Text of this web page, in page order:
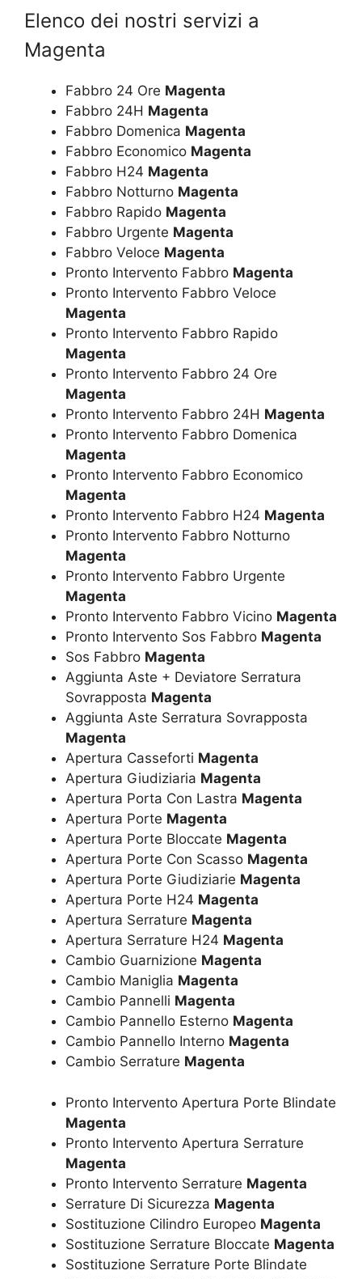
Elenco dei nostri servizi a
Magenta
Fabbro 24 Ore Magenta
Fabbro 24H Magenta
Fabbro Domenica Magenta
Fabbro Economico Magenta
Fabbro H24 Magenta
Fabbro Notturno Magenta
Fabbro Rapido Magenta
Fabbro Urgente Magenta
Fabbro Veloce Magenta
Pronto Intervento Fabbro Magenta
Pronto Intervento Fabbro Veloce
Magenta
Pronto Intervento Fabbro Rapido
Magenta
Pronto Intervento Fabbro 24 Ore
Magenta
Pronto Intervento Fabbro 24H Magenta
Pronto Intervento Fabbro Domenica
Magenta
Pronto Intervento Fabbro Economico
Magenta
Pronto Intervento Fabbro H24 Magenta
Pronto Intervento Fabbro Notturno
Magenta
Pronto Intervento Fabbro Urgente
Magenta
Pronto Intervento Fabbro Vicino Magenta
Pronto Intervento Sos Fabbro Magenta
Sos Fabbro Magenta
Aggiunta Aste + Deviatore Serratura
Sovrapposta Magenta
Aggiunta Aste Serratura Sovrapposta
Magenta
Apertura Casseforti Magenta
Apertura Giudiziaria Magenta
Apertura Porta Con Lastra Magenta
Apertura Porte Magenta
Apertura Porte Bloccate Magenta
Apertura Porte Con Scasso Magenta
Apertura Porte Giudiziarie Magenta
Apertura Porte H24 Magenta
Apertura Serrature Magenta
Apertura Serrature H24 Magenta
Cambio Guarnizione Magenta
Cambio Maniglia Magenta
Cambio Pannelli Magenta
Cambio Pannello Esterno Magenta
Cambio Pannello Interno Magenta
Cambio Serrature Magenta
Pronto Intervento Apertura Porte Blindate
Magenta
Pronto Intervento Apertura Serrature
Magenta
Pronto Intervento Serrature Magenta
Serrature Di Sicurezza Magenta
Sostituzione Cilindro Europeo Magenta
Sostituzione Serrature Bloccate Magenta
Sostituzione Serrature Porte Blindate